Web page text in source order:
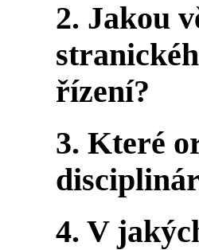
2. Jakou
řízení?
3. Které
4. V